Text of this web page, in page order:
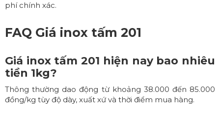
phí chính xác.
FAQ Giá inox tấm 201
Giá inox tấm 201 hiện nay bao nhiêu
tiền 1kg?
Thông thường dao động từ khoảng 38.000 đến 85.000
đồng/kg tùy độ dày, xuất xứ và thời điểm mua hàng.